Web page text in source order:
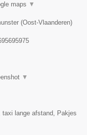
maps ▼
(Oost-Vlaanderen)
▼
lange afstand, Pakjes